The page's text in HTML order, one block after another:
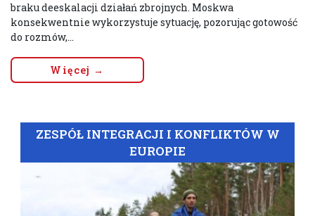
braku deeskalacji działań zbrojnych. Moskwa
konsekwentnie wykorzystuje sytuację, pozorując gotowość
do rozmów,...
Więcej →
ZESPÓŁ INTEGRACJI I KONFLIKTÓW W
EUROPIE